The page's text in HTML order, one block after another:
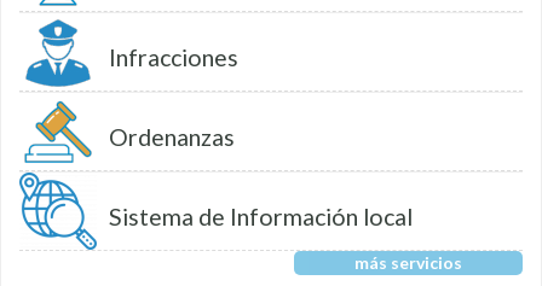
Infracciones
Ordenanzas
Sistema de Información local
más servicios